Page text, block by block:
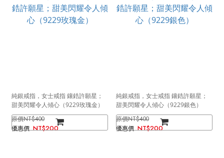
純銀戒指，女士戒指 鑲鋯許願星；
甜美閃耀令人傾心（9229玫瑰金）
NT$400
NT$200
純銀戒指，女士戒指 鑲鋯許願星；
甜美閃耀令人傾心（9229銀色）
NT$400
NT$200